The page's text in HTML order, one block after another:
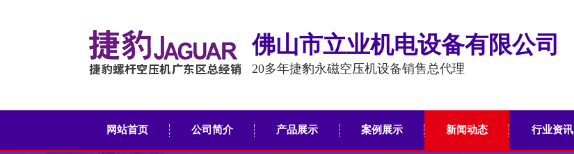
佛山市立业机电设备有限公司
20多年捷豹永磁空压机设备销售总代理
网站首页 公司简介 产品展示 案例展示 新闻动态 行业资讯